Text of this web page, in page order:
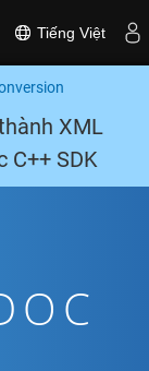
Tiếng Việt
XML
C++ SDK